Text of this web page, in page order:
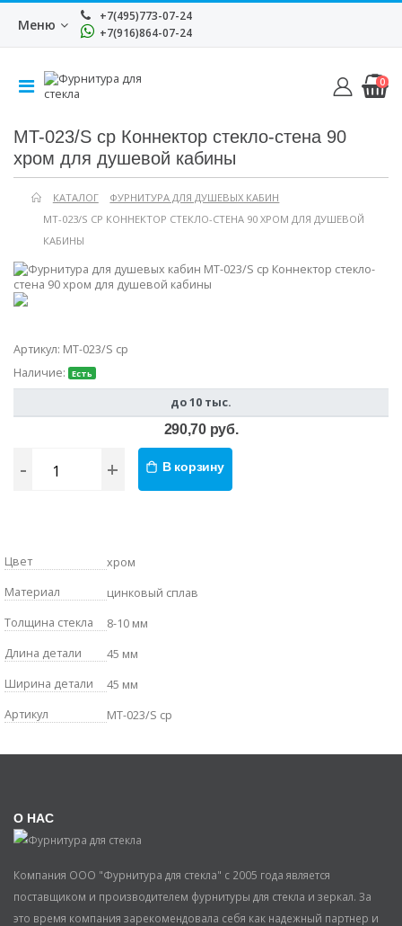
Меню
+7(495)773-07-24
+7(916)864-07-24
0
MT-023/S cp Коннектор стекло-стена 90
хром для душевой кабины
КАТАЛОГ
ФУРНИТУРА ДЛЯ ДУШЕВЫХ КАБИН
MT-023/S CP КОННЕКТОР СТЕКЛО-СТЕНА 90 ХРОМ ДЛЯ ДУШЕВОЙ
КАБИНЫ
Артикул: MT-023/S cp
Наличие:
Есть
до 10 тыс.
290,70 руб.
- + В корзину
Цвет
хром
Материал
цинковый сплав
Толщина стекла
8-10 мм
Длина детали
45 мм
Ширина детали
45 мм
Артикул
MT-023/S cp
О НАС
Компания ООО "Фурнитура для стекла" с 2005 года является
поставщиком и производителем фурнитуры для стекла и зеркал. За
это время компания зарекомендовала себя как надежный партнер и